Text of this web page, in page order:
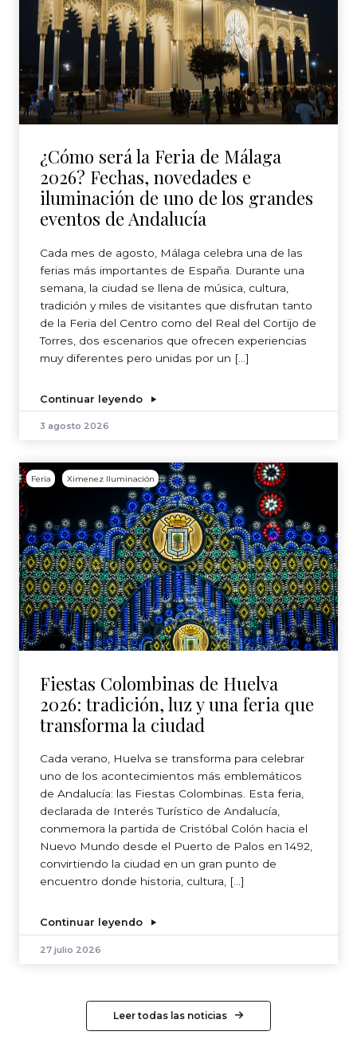
¿Cómo será la Feria de Málaga
2026? Fechas, novedades e
iluminación de uno de los grandes
eventos de Andalucía
Cada mes de agosto, Málaga celebra una de las
ferias más importantes de España. Durante una
semana, la ciudad se llena de música, cultura,
tradición y miles de visitantes que disfrutan tanto
de la Feria del Centro como del Real del Cortijo de
Torres, dos escenarios que ofrecen experiencias
muy diferentes pero unidas por un […]
Continuar leyendo
3 agosto 2026
Feria Ximenez Iluminación
Fiestas Colombinas de Huelva
2026: tradición, luz y una feria que
transforma la ciudad
Cada verano, Huelva se transforma para celebrar
uno de los acontecimientos más emblemáticos
de Andalucía: las Fiestas Colombinas. Esta feria,
declarada de Interés Turístico de Andalucía,
conmemora la partida de Cristóbal Colón hacia el
Nuevo Mundo desde el Puerto de Palos en 1492,
convirtiendo la ciudad en un gran punto de
encuentro donde historia, cultura, […]
Continuar leyendo
27 julio 2026
Leer todas las noticias